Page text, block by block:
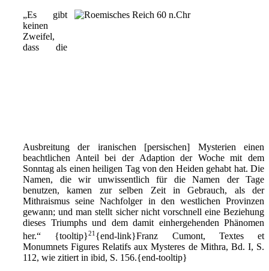
„Es gibt
keinen
Zweifel,
dass die
Ausbreitung der iranischen [persischen] Mysterien einen
beachtlichen Anteil bei der Adaption der Woche mit dem
Sonntag als einen heiligen Tag von den Heiden gehabt hat. Die
Namen, die wir unwissentlich für die Namen der Tage
benutzen, kamen zur selben Zeit in Gebrauch, als der
Mithraismus seine Nachfolger in den westlichen Provinzen
gewann; und man stellt sicher nicht vorschnell eine Beziehung
dieses Triumphs und dem damit einhergehenden Phänomen
her.“ {tooltip}21 {end-link}Franz Cumont, Textes et
Monumnets Figures Relatifs aux Mysteres de Mithra, Bd. I, S.
112, wie zitiert in ibid, S. 156.{end-tooltip}